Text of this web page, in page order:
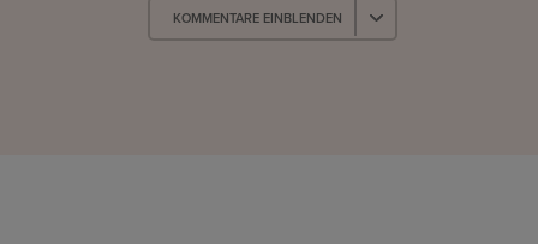
KOMMENTARE EINBLENDEN